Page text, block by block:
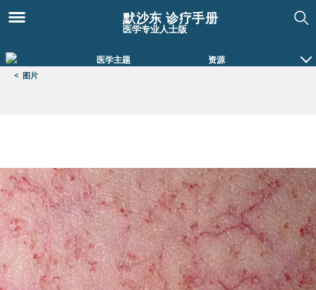
默沙东 诊疗手册
医学专业人士版
医学主题 资源
< 图片